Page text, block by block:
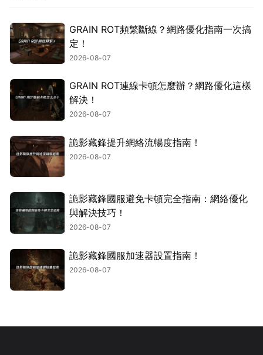
GRAIN ROT頻繁斷線？網路優化指南一次搞
定！
2026-08-07
GRAIN ROT連線卡頓怎麼辦？網路優化這樣
解決！
2026-08-07
詭影藏鋒提升網絡流暢度指南！
2026-08-07
詭影藏鋒國服避免卡頓完全指南：網絡優化
與解決技巧！
2026-08-07
詭影藏鋒國服加速器設置指南！
2026-08-07